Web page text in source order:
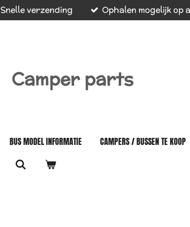
Snelle verzending Ophalen mogelijk op
Camper parts
BUS MODEL INFORMATIE CAMPERS / BUSSEN TE KOOP